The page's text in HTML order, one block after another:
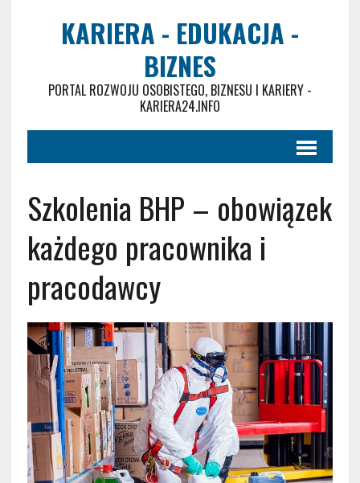
KARIERA - EDUKACJA -
BIZNES
PORTAL ROZWOJU OSOBISTEGO, BIZNESU I KARIERY -
KARIERA24.INFO
Szkolenia BHP – obowiązek
każdego pracownika i
pracodawcy